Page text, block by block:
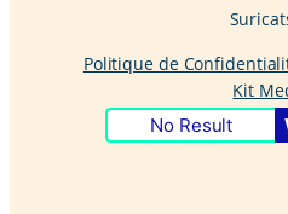
Politique de
Kit
No Result